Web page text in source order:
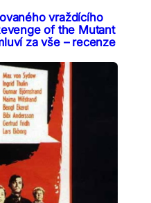
vraždícího
of the Mutant
za vše – recenze